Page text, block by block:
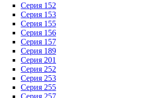
Серия 152
Серия 153
Серия 155
Серия 156
Серия 157
Серия 189
Серия 201
Серия 252
Серия 253
Серия 255
Серия 257